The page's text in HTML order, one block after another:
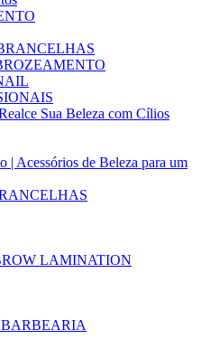
Sua Beleza com Cílios
| Acessórios de Beleza para um
LAMINATION